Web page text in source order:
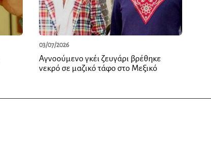
03/07/2026
Αγνοούμενο γκέι ζευγάρι βρέθηκε
νεκρό σε μαζικό τάφο στο Μεξικό